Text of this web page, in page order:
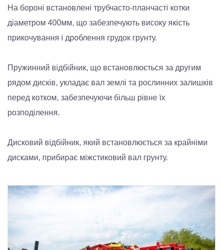
На бороні встановлені трубчасто-планчасті котки
діаметром 400мм, що забезпечують високу якість
прикочування і дроблення грудок грунту.
Пружинний відбійник, що встановлюється за другим
рядом дисків, укладає вал землі та рослинних залишків
перед котком, забезпечуючи більш рівне їх
розподілення.
Дисковий відбійник, який встановлюється за крайніми
дисками, прибирає міжстиковий вал грунту.